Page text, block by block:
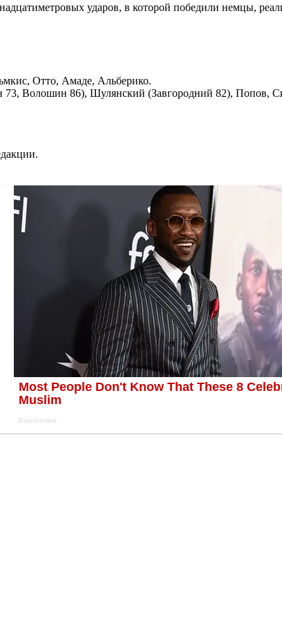
ударов, в которой победили немцы,
Отто, Амаде, Альберико.
Волошин 86), Шулянский (Завгородний 82), Попов,